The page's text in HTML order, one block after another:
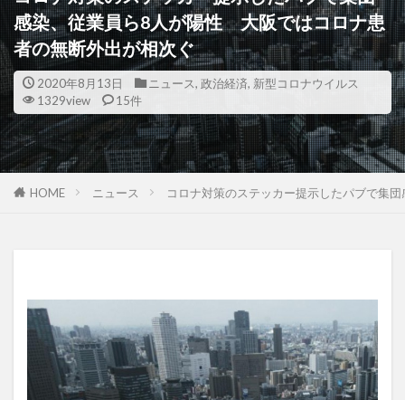
感染、従業員ら8人が陽性 大阪ではコロナ患
者の無断外出が相次ぐ
2020年8月13日 ニュース, 政治経済, 新型コロナウイルス
1329view
15件
HOME ニュース コロナ対策のステッカー提示したパブで集